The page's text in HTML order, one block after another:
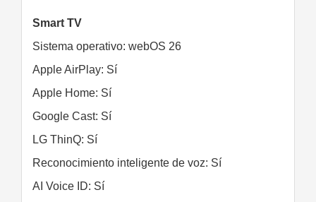
Smart TV
Sistema operativo: webOS 26
Apple AirPlay: Sí
Apple Home: Sí
Google Cast: Sí
LG ThinQ: Sí
Reconocimiento inteligente de voz: Sí
AI Voice ID: Sí